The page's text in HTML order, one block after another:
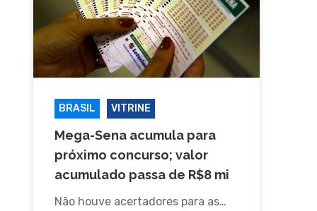
BRASIL VITRINE
Mega-Sena acumula para
próximo concurso; valor
acumulado passa de R$8 mi
Não houve acertadores para as…